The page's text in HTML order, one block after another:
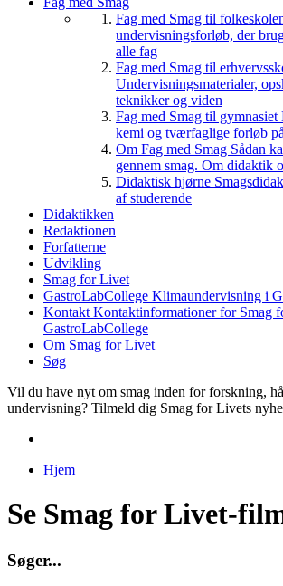
Fag med Smag til
undervisningsforløb, der
alle fag
Fag med Smag til
Undervisningsmaterialer,
teknikker og viden
Fag med Smag til gymnasiet
kemi og tværfaglige forløb
Om Fag med Smag Sådan
gennem smag. Om didaktik
Didaktisk hjørne
af studerende
Didaktikken
Redaktionen
Forfatterne
Udvikling
Smag for Livet
GastroLabCollege Klimaundervisning i
Kontakt Kontaktinformationer for Smag
GastroLabCollege
Om Smag for Livet
Søg
Vil du have nyt om smag inden for forskning,
undervisning? Tilmeld dig Smag for Livets
Hjem
Se Smag for Livet-
Søger...